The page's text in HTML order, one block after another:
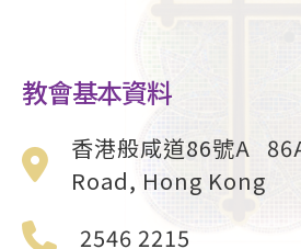
教會基本資料
香港般咸道86號A
Road, Hong Kong
2546 2215